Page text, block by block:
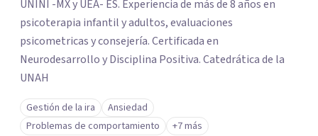
UNINI -MX y UEA- ES. Experiencia de más de 8 años en
psicoterapia infantil y adultos, evaluaciones
psicometricas y consejería. Certificada en
Neurodesarrollo y Disciplina Positiva. Catedrática de la
UNAH
Gestión de la ira
Ansiedad
Problemas de comportamiento
+7 más